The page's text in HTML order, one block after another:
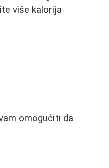
više kalorija
omogućiti da